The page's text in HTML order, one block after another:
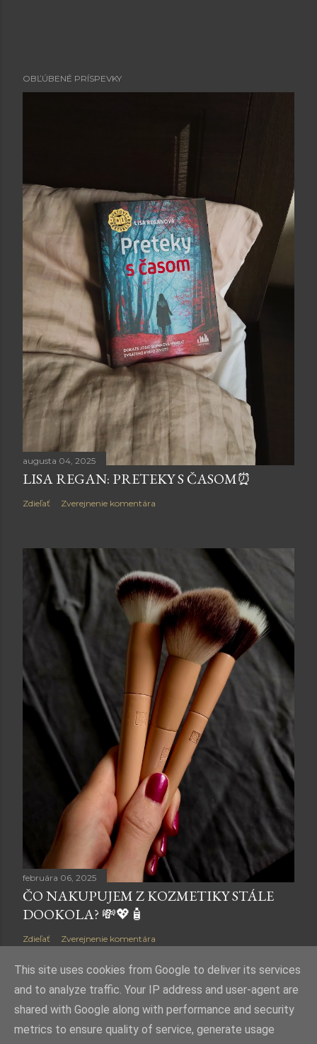
OBĽÚBENÉ PRÍSPEVKY
augusta 04, 2025
LISA REGAN: PRETEKY S ČASOM⏰
Zdieľať Zverejnenie komentára
februára 06, 2025
ČO NAKUPUJEM Z KOZMETIKY STÁLE
DOOKOLA? 💸💖🧴
Zdieľať Zverejnenie komentára
Používa službu Blogger
This site uses cookies from Google to deliver its services
and to analyze traffic. Your IP address and user-agent are
shared with Google along with performance and security
metrics to ensure quality of service, generate usage